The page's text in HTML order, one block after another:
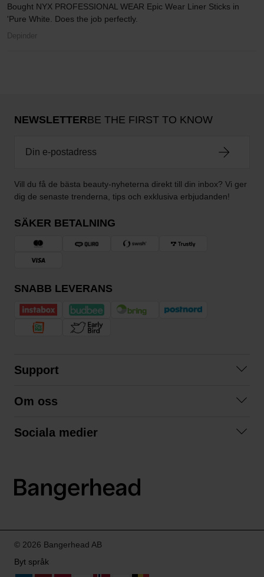
Bought NYX PROFESSIONAL WEAR Epic Wear Liner Sticks in
'Pure White. Does the job perfectly.
Depinder
NEWSLETTERBE THE FIRST TO KNOW
Vill du få de bästa beauty-nyheterna direkt till din inbox? Vi ger
dig de senaste trenderna, tips och exklusiva erbjudanden!
SÄKER BETALNING
SNABB LEVERANS
Support
Köpvillkor
Om oss
Våra fraktalternativ
Sociala medier
LinkedIn
© 2026 Bangerhead AB
Byt språk